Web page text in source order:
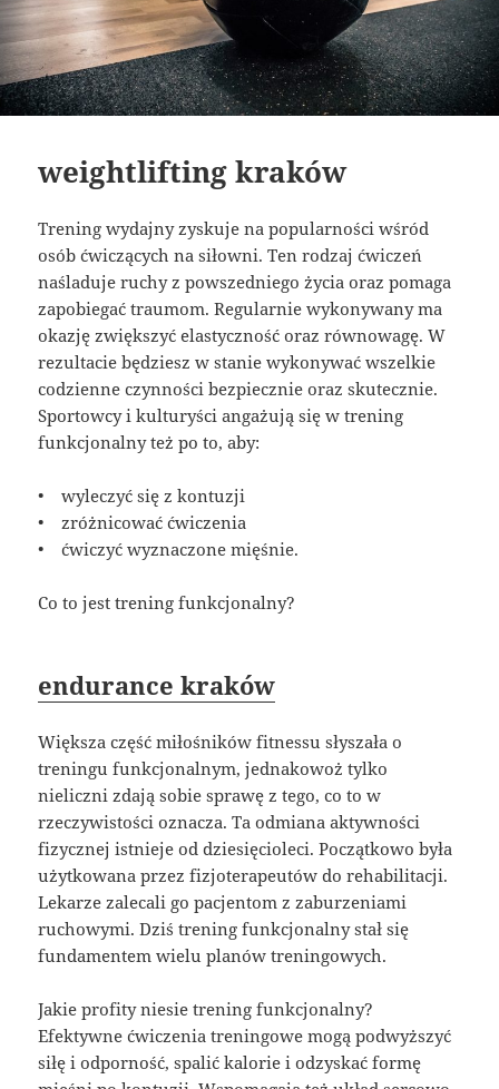
weightlifting kraków
Trening wydajny zyskuje na popularności wśród
osób ćwiczących na siłowni. Ten rodzaj ćwiczeń
naśladuje ruchy z powszedniego życia oraz pomaga
zapobiegać traumom. Regularnie wykonywany ma
okazję zwiększyć elastyczność oraz równowagę. W
rezultacie będziesz w stanie wykonywać wszelkie
codzienne czynności bezpiecznie oraz skutecznie.
Sportowcy i kulturyści angażują się w trening
funkcjonalny też po to, aby:
• wyleczyć się z kontuzji
• zróżnicować ćwiczenia
• ćwiczyć wyznaczone mięśnie.
Co to jest trening funkcjonalny?
endurance kraków
Większa część miłośników fitnessu słyszała o
treningu funkcjonalnym, jednakowoż tylko
nieliczni zdają sobie sprawę z tego, co to w
rzeczywistości oznacza. Ta odmiana aktywności
fizycznej istnieje od dziesięcioleci. Początkowo była
użytkowana przez fizjoterapeutów do rehabilitacji.
Lekarze zalecali go pacjentom z zaburzeniami
ruchowymi. Dziś trening funkcjonalny stał się
fundamentem wielu planów treningowych.
Jakie profity niesie trening funkcjonalny?
Efektywne ćwiczenia treningowe mogą podwyższyć
siłę i odporność, spalić kalorie i odzyskać formę